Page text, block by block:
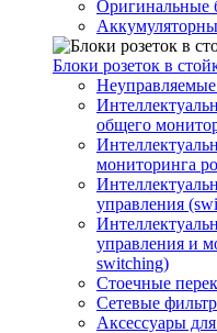
Оригинальные
Блоки розеток в
Неуправляемые
общего
мониторинга
управления
управления и
switching)
Стоечные
Сетевые
Аксессуары